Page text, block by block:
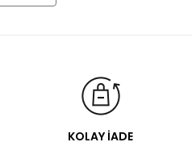
KOLAY İADE